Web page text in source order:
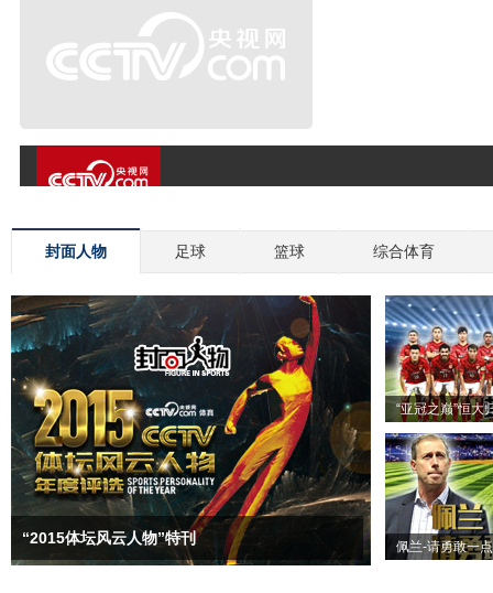
封面人物 足球 篮球 综合体育
“2015体坛风云人物”特刊
“亚冠之巅”恒大
佩兰-请勇敢一点